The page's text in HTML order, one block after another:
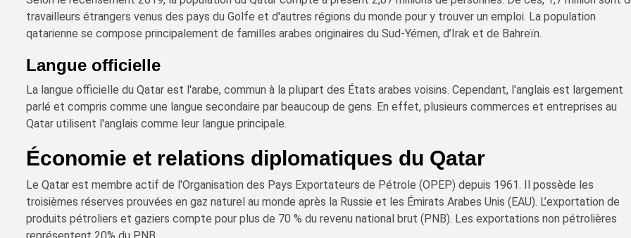
travailleurs étrangers venus des pays du Golfe et d'autres régions du monde pour y trouver un emploi. La population
qatarienne se compose principalement de familles arabes originaires du Sud-Yémen, d’Irak et de Bahreïn.
Langue officielle
La langue officielle du Qatar est l'arabe, commun à la plupart des États arabes voisins. Cependant, l'anglais est largement
parlé et compris comme une langue secondaire par beaucoup de gens. En effet, plusieurs commerces et entreprises au
Qatar utilisent l'anglais comme leur langue principale.
Économie et relations diplomatiques du Qatar
Le Qatar est membre actif de l'Organisation des Pays Exportateurs de Pétrole (OPEP) depuis 1961. Il possède les
troisièmes réserves prouvées en gaz naturel au monde après la Russie et les Émirats Arabes Unis (EAU). L’exportation de
produits pétroliers et gaziers compte pour plus de 70 % du revenu national brut (PNB). Les exportations non pétrolières